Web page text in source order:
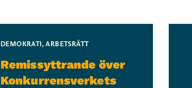
DEMOKRATI,ARBETSRÄTT
Remissyttrande över
Konkurrensverkets